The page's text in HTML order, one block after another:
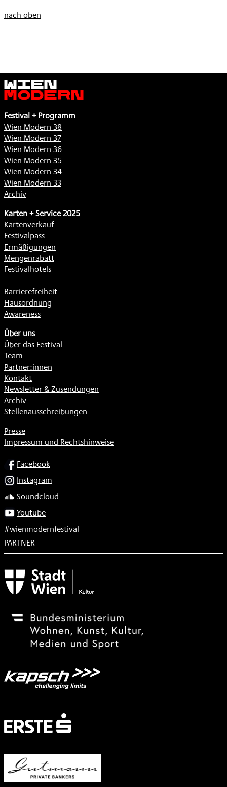
nach oben
Wien
Modern
Festival + Programm
Wien Modern 38
Wien Modern 37
Wien Modern 36
Wien Modern 35
Wien Modern 34
Wien Modern 33
Archiv
Karten + Service 2025
Kartenverkauf
Festivalpass
Ermäßigungen
Mengenrabatt
Festivalhotels
Barrierefreiheit
Hausordnung
Awareness
Über uns
Über das Festival
Team
Partner:innen
Kontakt
Newsletter & Zusendungen
Archiv
Stellenausschreibungen
Presse
Impressum und Rechtshinweise
SOCIALFacebook
Instagram
Soundcloud
Youtube
#wienmodernfestival
PARTNER
Subventionsgeber